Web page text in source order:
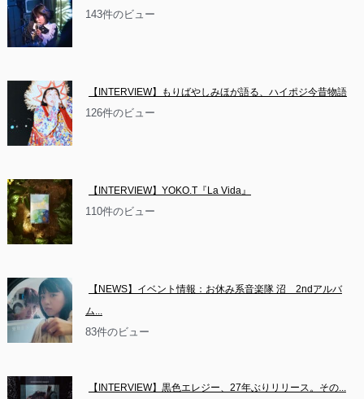
143件のビュー
【INTERVIEW】もりばやしみほが語る、ハイポジ今昔物語
126件のビュー
【INTERVIEW】YOKO.T『La Vida』
110件のビュー
【NEWS】イベント情報：お休み系音楽隊 沼　2ndアルバ
ム...
83件のビュー
【INTERVIEW】黒色エレジー、27年ぶりリリース。その...